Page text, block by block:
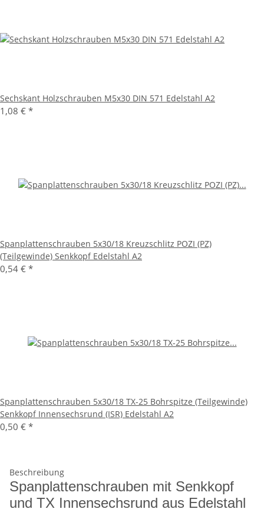
Sechskant Holzschrauben M5x30 DIN 571 Edelstahl A2
1,08 € *
Spanplattenschrauben 5x30/18 Kreuzschlitz POZI (PZ)
(Teilgewinde) Senkkopf Edelstahl A2
0,54 € *
Spanplattenschrauben 5x30/18 TX-25 Bohrspitze (Teilgewinde)
Senkkopf Innensechsrund (ISR) Edelstahl A2
0,50 € *
Beschreibung
Spanplattenschrauben mit Senkkopf
und TX Innensechsrund aus Edelstahl